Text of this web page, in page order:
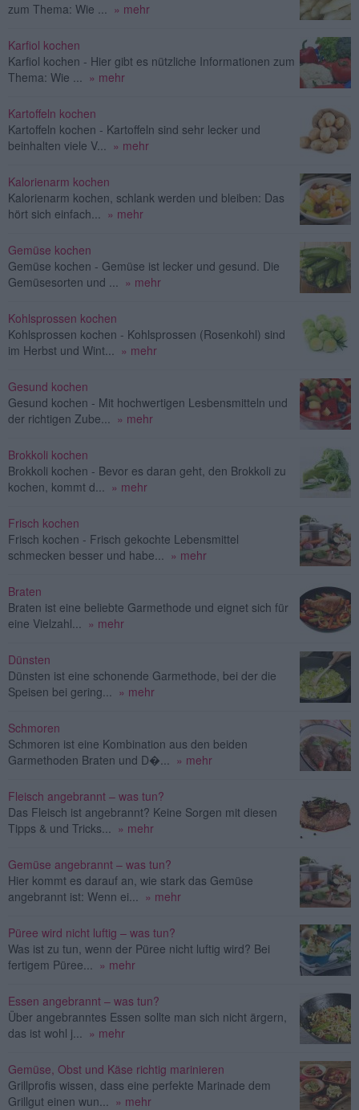
zum Thema: Wie ...
» mehr
Karfiol kochen
Karfiol kochen - Hier gibt es nützliche Informationen zum
Thema: Wie ...
» mehr
Kartoffeln kochen
Kartoffeln kochen - Kartoffeln sind sehr lecker und
beinhalten viele V...
» mehr
Kalorienarm kochen
Kalorienarm kochen, schlank werden und bleiben: Das
hört sich einfach...
» mehr
Gemüse kochen
Gemüse kochen - Gemüse ist lecker und gesund. Die
Gemüsesorten und ...
» mehr
Kohlsprossen kochen
Kohlsprossen kochen - Kohlsprossen (Rosenkohl) sind
im Herbst und Wint...
» mehr
Gesund kochen
Gesund kochen - Mit hochwertigen Lesbensmitteln und
der richtigen Zube...
» mehr
Brokkoli kochen
Brokkoli kochen - Bevor es daran geht, den Brokkoli zu
kochen, kommt d...
» mehr
Frisch kochen
Frisch kochen - Frisch gekochte Lebensmittel
schmecken besser und habe...
» mehr
Braten
Braten ist eine beliebte Garmethode und eignet sich für
eine Vielzahl...
» mehr
Dünsten
Dünsten ist eine schonende Garmethode, bei der die
Speisen bei gering...
» mehr
Schmoren
Schmoren ist eine Kombination aus den beiden
Garmethoden Braten und D�...
» mehr
Fleisch angebrannt – was tun?
Das Fleisch ist angebrannt? Keine Sorgen mit diesen
Tipps & und Tricks...
» mehr
Gemüse angebrannt – was tun?
Hier kommt es darauf an, wie stark das Gemüse
angebrannt ist: Wenn ei...
» mehr
Püree wird nicht luftig – was tun?
Was ist zu tun, wenn der Püree nicht luftig wird? Bei
fertigem Püree...
» mehr
Essen angebrannt – was tun?
Über angebranntes Essen sollte man sich nicht ärgern,
das ist wohl j...
» mehr
Gemüse, Obst und Käse richtig marinieren
Grillprofis wissen, dass eine perfekte Marinade dem
Grillgut einen wun...
» mehr